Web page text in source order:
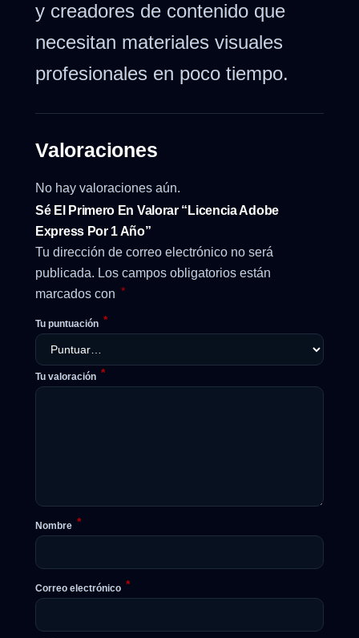
y creadores de contenido que
necesitan materiales visuales
profesionales en poco tiempo.
Valoraciones
No hay valoraciones aún.
Sé El Primero En Valorar “Licencia Adobe
Express Por 1 Año”
Tu dirección de correo electrónico no será
publicada. Los campos obligatorios están
marcados con *
Tu puntuación *
Tu valoración *
Nombre *
Correo electrónico *